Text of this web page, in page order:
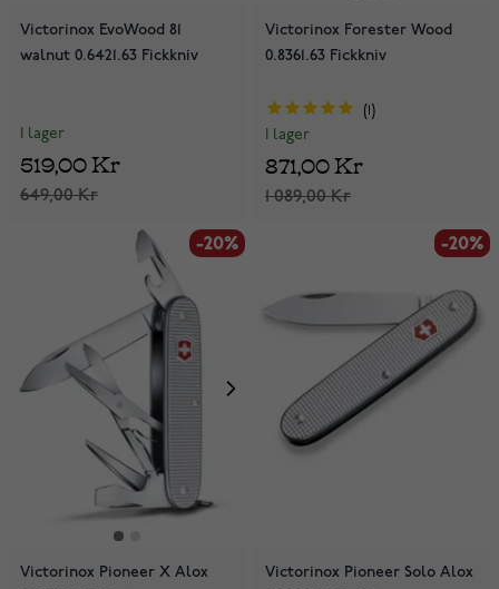
Victorinox EvoWood 81
walnut 0.6421.63 Fickkniv
I lager
649,00 Kr
519,00 Kr
Victorinox Forester Wood
0.8361.63 Fickkniv
I lager
1 089,00 Kr
871,00 Kr
-20%
Victorinox Pioneer X Alox
-20%
-20%
Victorinox Pioneer Solo Alox